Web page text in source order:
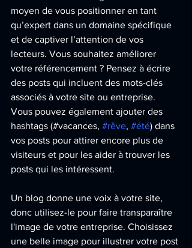
moyen de vous positionner en tant
qu’expert dans un domaine spécifique
et de captiver l’attention de vos
lecteurs. Vous souhaitez améliorer
votre référencement ? Pensez à écrire
des posts qui incluent des mots-clés
associés à votre site ou entreprise.
Vous pouvez également ajouter des
hashtags (#vacances, #rêve, #été) dans
vos posts pour attirer encore plus de
visiteurs et pour les aider à trouver les
posts qui les intéressent.
Un blog donne une voix à votre site,
donc utilisez-le pour faire transparaître
l'image de votre entreprise. Choisissez
une belle image pour illustrer votre post